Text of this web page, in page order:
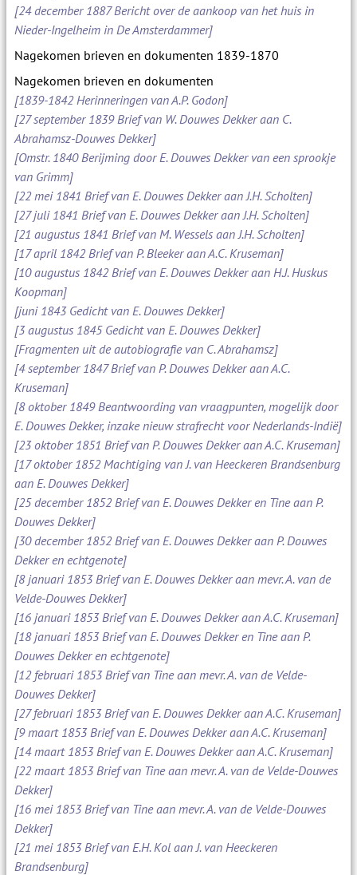
[24 december 1887 Bericht over de aankoop van het huis in
Nieder-Ingelheim in De Amsterdammer]
Nagekomen brieven en dokumenten 1839-1870
Nagekomen brieven en dokumenten
[1839-1842 Herinneringen van A.P. Godon]
[27 september 1839 Brief van W. Douwes Dekker aan C.
Abrahamsz-Douwes Dekker]
[Omstr. 1840 Berijming door E. Douwes Dekker van een sprookje
van Grimm]
[22 mei 1841 Brief van E. Douwes Dekker aan J.H. Scholten]
[27 juli 1841 Brief van E. Douwes Dekker aan J.H. Scholten]
[21 augustus 1841 Brief van M. Wessels aan J.H. Scholten]
[17 april 1842 Brief van P. Bleeker aan A.C. Kruseman]
[10 augustus 1842 Brief van E. Douwes Dekker aan H.J. Huskus
Koopman]
[juni 1843 Gedicht van E. Douwes Dekker]
[3 augustus 1845 Gedicht van E. Douwes Dekker]
[Fragmenten uit de autobiografie van C. Abrahamsz]
[4 september 1847 Brief van P. Douwes Dekker aan A.C.
Kruseman]
[8 oktober 1849 Beantwoording van vraagpunten, mogelijk door
E. Douwes Dekker, inzake nieuw strafrecht voor Nederlands-Indië]
[23 oktober 1851 Brief van P. Douwes Dekker aan A.C. Kruseman]
[17 oktober 1852 Machtiging van J. van Heeckeren Brandsenburg
aan E. Douwes Dekker]
[25 december 1852 Brief van E. Douwes Dekker en Tine aan P.
Douwes Dekker]
[30 december 1852 Brief van E. Douwes Dekker aan P. Douwes
Dekker en echtgenote]
[8 januari 1853 Brief van E. Douwes Dekker aan mevr. A. van de
Velde-Douwes Dekker]
[16 januari 1853 Brief van E. Douwes Dekker aan A.C. Kruseman]
[18 januari 1853 Brief van E. Douwes Dekker en Tine aan P.
Douwes Dekker en echtgenote]
[12 februari 1853 Brief van Tine aan mevr. A. van de Velde-
Douwes Dekker]
[27 februari 1853 Brief van E. Douwes Dekker aan A.C. Kruseman]
[9 maart 1853 Brief van E. Douwes Dekker aan A.C. Kruseman]
[14 maart 1853 Brief van E. Douwes Dekker aan A.C. Kruseman]
[22 maart 1853 Brief van Tine aan mevr. A. van de Velde-Douwes
Dekker]
[16 mei 1853 Brief van Tine aan mevr. A. van de Velde-Douwes
Dekker]
[21 mei 1853 Brief van E.H. Kol aan J. van Heeckeren
Brandsenburg]